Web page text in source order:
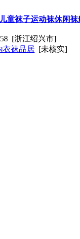
童袜子运动袜休闲袜
[浙江绍兴市]
衣袜品居 [未核实]